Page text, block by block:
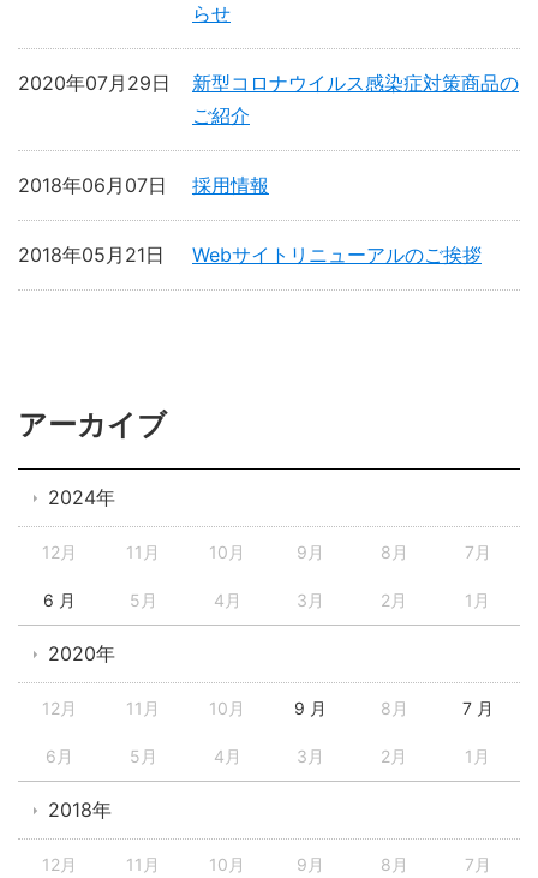
らせ
新型コロナウイルス感染症対策商品の
ご紹介
2020年07月29日
採用情報
2018年06月07日
Webサイトリニューアルのご挨拶
2018年05月21日
アーカイブ
2024年
12月 11月 10月 9月 8月 7月
6 月 5月 4月 3月 2月 1月
2020年
12月 11月 10月 9 月 8月 7 月
6月 5月 4月 3月 2月 1月
2018年
12月 11月 10月 9月 8月 7月